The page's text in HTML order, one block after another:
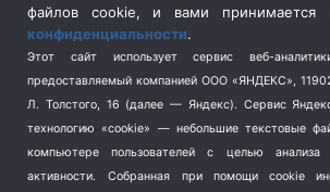
Спецоперация на Украине
(404)
Спорт (740)
Терроризм (1)
Транспорт (262)
Туризм (178)
файлов cookie, и вами
конфиденциальности.
Этот сайт использует сервис веб-
предоставляемый компанией ООО «ЯНДЕКС»,
Л. Толстого, 16 (далее — Яндекс). Сервис
технологию «cookie» — небольшие текстовые
компьютере пользователей с целью анализа
активности.
Собранная при помощи cookie